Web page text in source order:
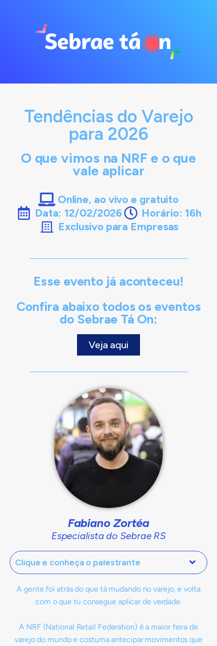
Tendências do Varejo
para 2026
O que vimos na NRF e o que
vale aplicar
Online, ao vivo e gratuito
Data: 12/02/2026
Horário: 16h
Exclusivo para Empresas
Esse evento já aconteceu!
Confira abaixo todos os eventos
do Sebrae Tá On:
Veja aqui
Fabiano Zortéa
Especialista do Sebrae RS
Clique e conheça o palestrante
A gente foi atrás do que tá mudando no varejo, e volta
com o que tu consegue aplicar de verdade.
A NRF (National Retail Federation) é a maior feira de
varejo do mundo e costuma antecipar movimentos que